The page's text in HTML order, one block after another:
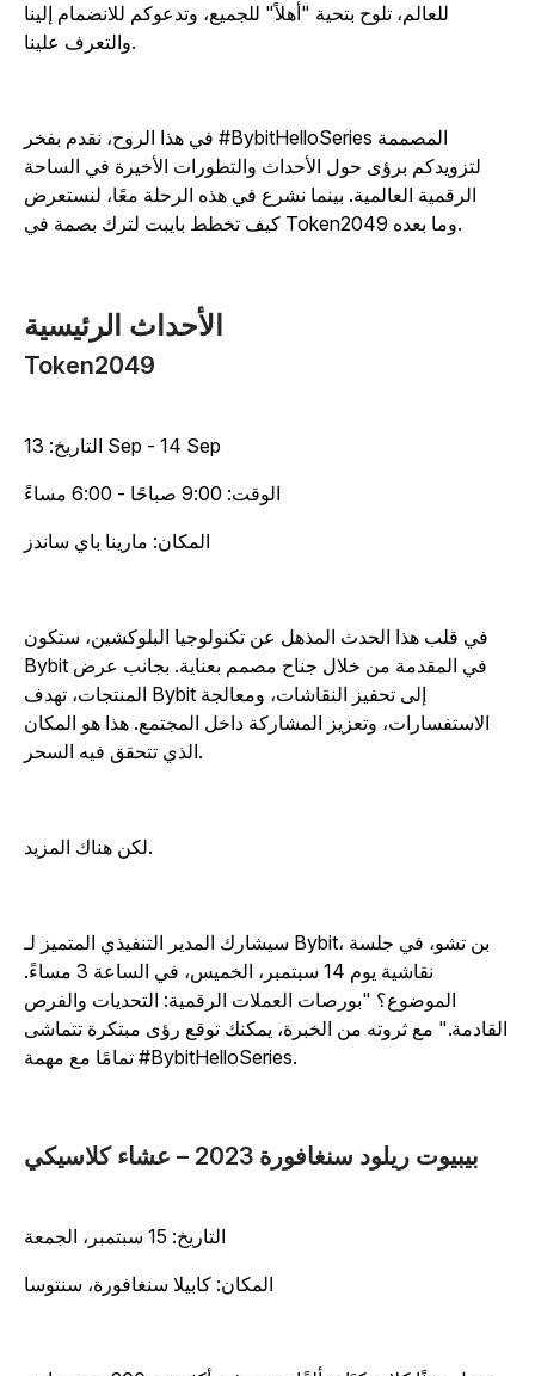
للعالم، تلوح بتحية "أهلاً" للجميع، وتدعوكم للانضمام إلينا
في هذا الروح، نقدم بفخر #BybitHelloSeries المصممة
لتزويدكم برؤى حول الأحداث والتطورات الأخيرة في الساحة
الرقمية العالمية. بينما نشرع في هذه الرحلة معًا، لنستعرض
Token2049
التاريخ: 13 Sep - 14 Sep
الوقت: 9:00 صباحًا - 6:00 مساءً
المكان: مارينا باي ساندز
في قلب هذا الحدث المذهل عن تكنولوجيا البلوكشين، ستكون
Bybit في المقدمة من خلال جناح مصمم بعناية. بجانب عرض
المنتجات، تهدف Bybit إلى تحفيز النقاشات، ومعالجة
الاستفسارات، وتعزيز المشاركة داخل المجتمع. هذا هو المكان
سيشارك المدير التنفيذي المتميز لـ Bybit، بن تشو، في جلسة
نقاشية يوم 14 سبتمبر، الخميس، في الساعة 3 مساءً.
الموضوع؟ "بورصات العملات الرقمية: التحديات والفرص
القادمة." مع ثروته من الخبرة، يمكنك توقع رؤى مبتكرة تتماشى
تمامًا مع مهمة #BybitHelloSeries.
بيبيوت ريلود سنغافورة 2023 – عشاء كلاسيكي
التاريخ: 15 سبتمبر، الجمعة
المكان: كابيلا سنغافورة، سنتوسا